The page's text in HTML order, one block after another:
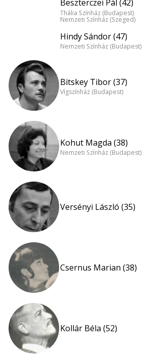
Beszterczei Pál (42)
Thália Színház (Budapest)
Nemzeti Színház (Szeged)
Hindy Sándor (47)
Nemzeti Színház (Budapest)
Bitskey Tibor (37)
Vígszínház (Budapest)
Kohut Magda (38)
Nemzeti Színház (Budapest)
Versényi László (35)
Csernus Marian (38)
Kollár Béla (52)